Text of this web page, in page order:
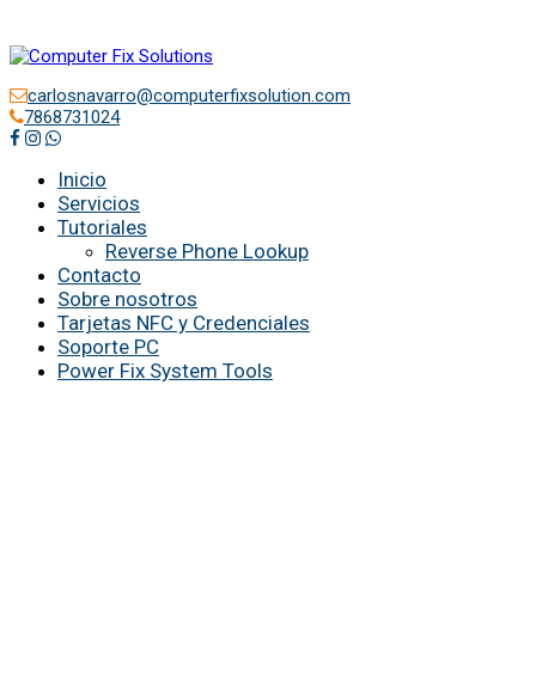
carlosnavarro@computerfixsolution.com
7868731024
Inicio
Servicios
Tutoriales
Reverse Phone Lookup
Contacto
Sobre nosotros
Tarjetas NFC y Credenciales
Soporte PC
Power Fix System Tools